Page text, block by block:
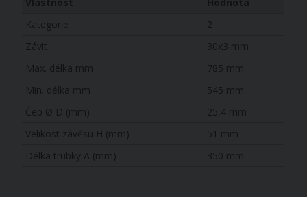
Kategorie
2
Závit
30x3 mm
Max. délka mm
785 mm
Min. délka mm
545 mm
Čep Ø D (mm)
25,4 mm
Velikost závěsu H (mm)
51 mm
Délka trubky A (mm)
350 mm